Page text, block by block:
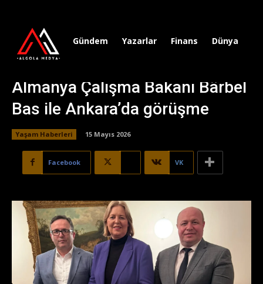
Gündem Yazarlar Finans Dünya
Almanya Çalışma Bakanı Bärbel
Bas ile Ankara’da görüşme
Yaşam Haberleri 15 Mayıs 2026
Facebook VK